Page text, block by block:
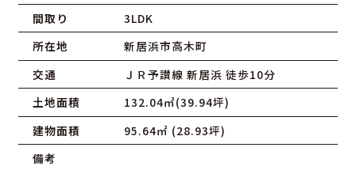
間取り
3LDK
所在地
新居浜市高木町
交通
ＪＲ予讃線 新居浜 徒歩10分
土地面積
132.04㎡(39.94坪)
建物面積
95.64㎡ (28.93坪)
備考